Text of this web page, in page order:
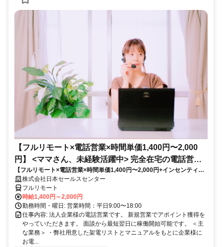
【フルリモート×電話営業×時間単価1,400円〜2,000
円】 <ママさん、未経験活躍中> 完全在宅の電話営業
で家庭と仕事の両立を実現
【フルリモート×電話営業×時間単価1,400円〜2,000円+インセンティブ
あり】 ＜ママさん、未経験活躍中＞ 完全在宅の電話営業で家庭と仕事の
両立を実現
株式会社日本セールスセンター
フルリモート
時給1,400円～2,000円
勤務時間・曜日: 営業時間：平日9:00〜18:00
仕事内容: 法人企業様の電話営業です。 新規営業でアポイント獲得を
やっていただきます。 面談から最短翌日に稼働開始可能です。 ＜主
な業務＞ ・弊社用意した架電リストとマニュアルをもとに企業様に
お電...